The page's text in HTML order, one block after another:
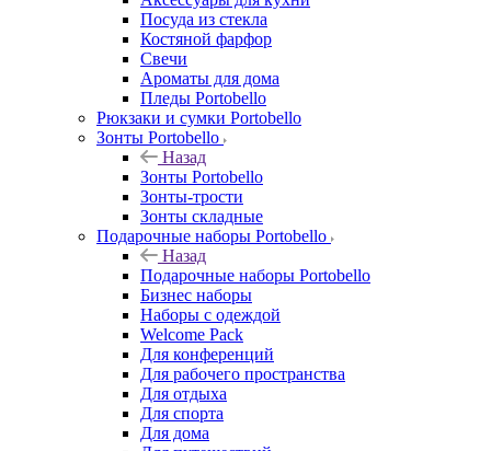
Посуда из стекла
Костяной фарфор
Свечи
Ароматы для дома
Пледы Portobello
Рюкзаки и сумки Portobello
Зонты Portobello
Назад
Зонты Portobello
Зонты-трости
Зонты складные
Подарочные наборы Portobello
Назад
Подарочные наборы Portobello
Бизнес наборы
Наборы с одеждой
Welcome Pack
Для конференций
Для рабочего пространства
Для отдыха
Для спорта
Для дома